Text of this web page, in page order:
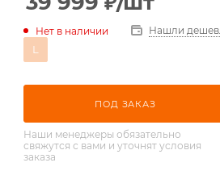
Нет в наличии Нашли
L
ПОД ЗАКАЗ
Наши менеджеры обязательно
свяжутся с вами и уточнят условия
заказа